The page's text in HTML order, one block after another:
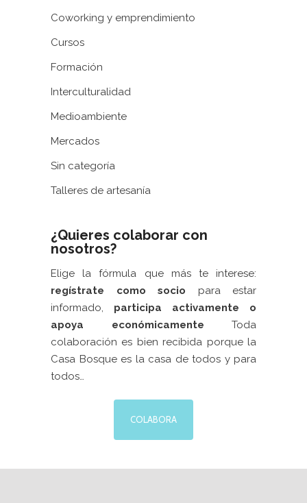
Coworking y emprendimiento
Cursos
Formación
Interculturalidad
Medioambiente
Mercados
Sin categoría
Talleres de artesanía
¿Quieres colaborar con
nosotros?
Elige la fórmula que más te interese:
regístrate como socio para estar
informado, participa activamente o
apoya económicamente Toda
colaboración es bien recibida porque la
Casa Bosque es la casa de todos y para
todos…
COLABORA